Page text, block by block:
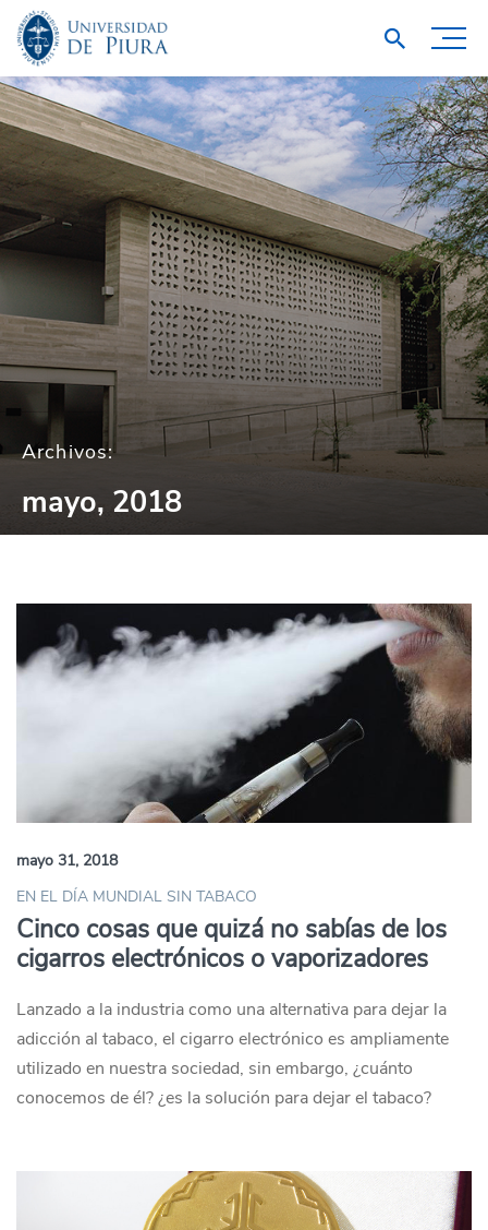
Archivos:
mayo, 2018
mayo 31, 2018
EN EL DÍA MUNDIAL SIN TABACO
Cinco cosas que quizá no sabías de los
cigarros electrónicos o vaporizadores
Lanzado a la industria como una alternativa para dejar la
adicción al tabaco, el cigarro electrónico es ampliamente
utilizado en nuestra sociedad, sin embargo, ¿cuánto
conocemos de él? ¿es la solución para dejar el tabaco?